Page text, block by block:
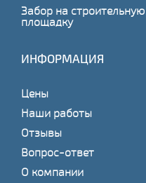
Забор на строительную
площадку
ИНФОРМАЦИЯ
Цены
Наши работы
Отзывы
Вопрос-ответ
О компании